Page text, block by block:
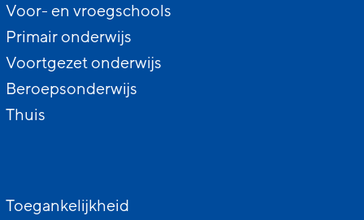
Voor- en vroegschools
Primair onderwijs
Voortgezet onderwijs
Beroepsonderwijs
Thuis
Toegankelijkheid